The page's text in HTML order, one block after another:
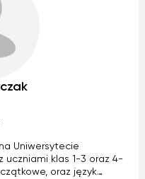
Uniwersytecie
oraz język